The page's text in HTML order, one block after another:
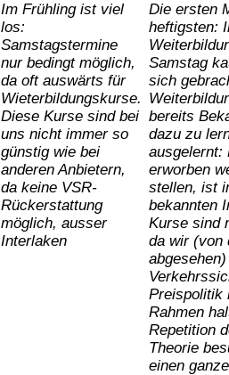
Im Frühling ist viel
los:
Samstagstermine
nur bedingt möglich,
da oft auswärts für
Wieterbildungskurse.
Diese Kurse sind bei
uns nicht immer so
günstig wie bei
anderen Anbietern,
da keine VSR-
Rückerstattung
möglich, ausser
Interlaken
Die ersten
heftigsten:
Samstag
sich
bereits
dazu zu
ausgelernt:
erworben
stellen, ist
bekannten
Kurse sind
da wir (von
Preispolitik
Rahmen
Repetition
Theorie
einen